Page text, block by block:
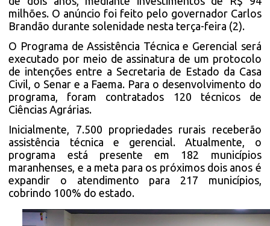
milhões. O anúncio foi feito pelo governador Carlos
Brandão durante solenidade nesta terça-feira (2).
O Programa de Assistência Técnica e Gerencial será
executado por meio de assinatura de um protocolo
de intenções entre a Secretaria de Estado da Casa
Civil, o Senar e a Faema. Para o desenvolvimento do
programa, foram contratados 120 técnicos de
Ciências Agrárias.
Inicialmente, 7.500 propriedades rurais receberão
assistência técnica e gerencial. Atualmente, o
programa está presente em 182 municípios
maranhenses, e a meta para os próximos dois anos é
expandir o atendimento para 217 municípios,
cobrindo 100% do estado.